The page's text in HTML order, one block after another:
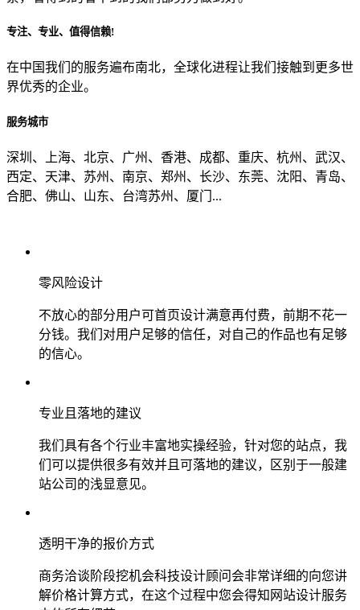
专注、专业、值得信赖!
在中国我们的服务遍布南北，全球化进程让我们接触到更多世
界优秀的企业。
服务城市
深圳、上海、北京、广州、香港、成都、重庆、杭州、武汉、
西定、天津、苏州、南京、郑州、长沙、东莞、沈阳、青岛、
合肥、佛山、山东、台湾苏州、厦门...
零风险设计
不放心的部分用户可首页设计满意再付费，前期不花一
分钱。我们对用户足够的信任，对自己的作品也有足够
的信心。
专业且落地的建议
我们具有各个行业丰富地实操经验，针对您的站点，我
们可以提供很多有效并且可落地的建议，区别于一般建
站公司的浅显意见。
透明干净的报价方式
商务洽谈阶段挖机会科技设计顾问会非常详细的向您讲
解价格计算方式，在这个过程中您会得知网站设计服务